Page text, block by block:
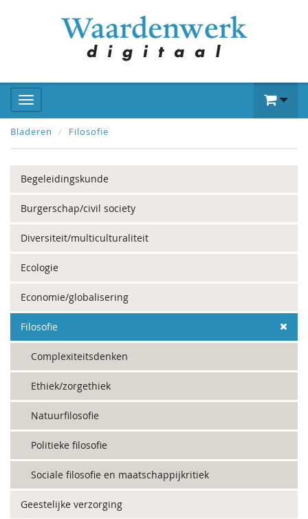
Bladeren Filosofie
Begeleidingskunde
Burgerschap/civil society
Diversiteit/multiculturaliteit
Ecologie
Economie/globalisering
Filosofie
Complexiteitsdenken
Ethiek/zorgethiek
Natuurfilosofie
Politieke filosofie
Sociale filosofie en maatschappijkritiek
Geestelijke verzorging